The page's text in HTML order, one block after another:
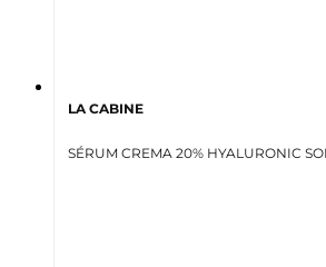
LA CABINE
SÉRUM CREMA 20% HYALURONIC